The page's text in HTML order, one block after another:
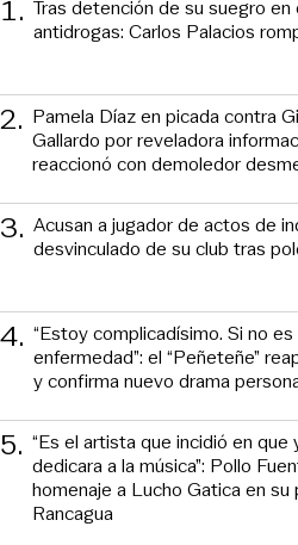
1. Tras detención de su suegro
antidrogas: Carlos Palacios
2. Pamela Díaz en picada contra
Gallardo por reveladora
reaccionó con demoledor
3. Acusan a jugador de actos de
desvinculado de su club tras
4. “Estoy complicadísimo. Si no
enfermedad”: el “Peñeteñe”
y confirma nuevo drama
5. “Es el artista que incidió en que
dedicara a la música”: Pollo
homenaje a Lucho Gatica en su
Rancagua